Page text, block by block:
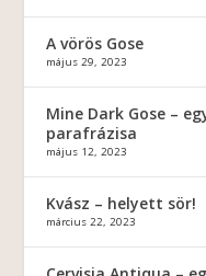
A vörös Gose
május 29, 2023
Mine Dark Gose –
parafrázisa
május 12, 2023
Kvász – helyett sör!
március 22, 2023